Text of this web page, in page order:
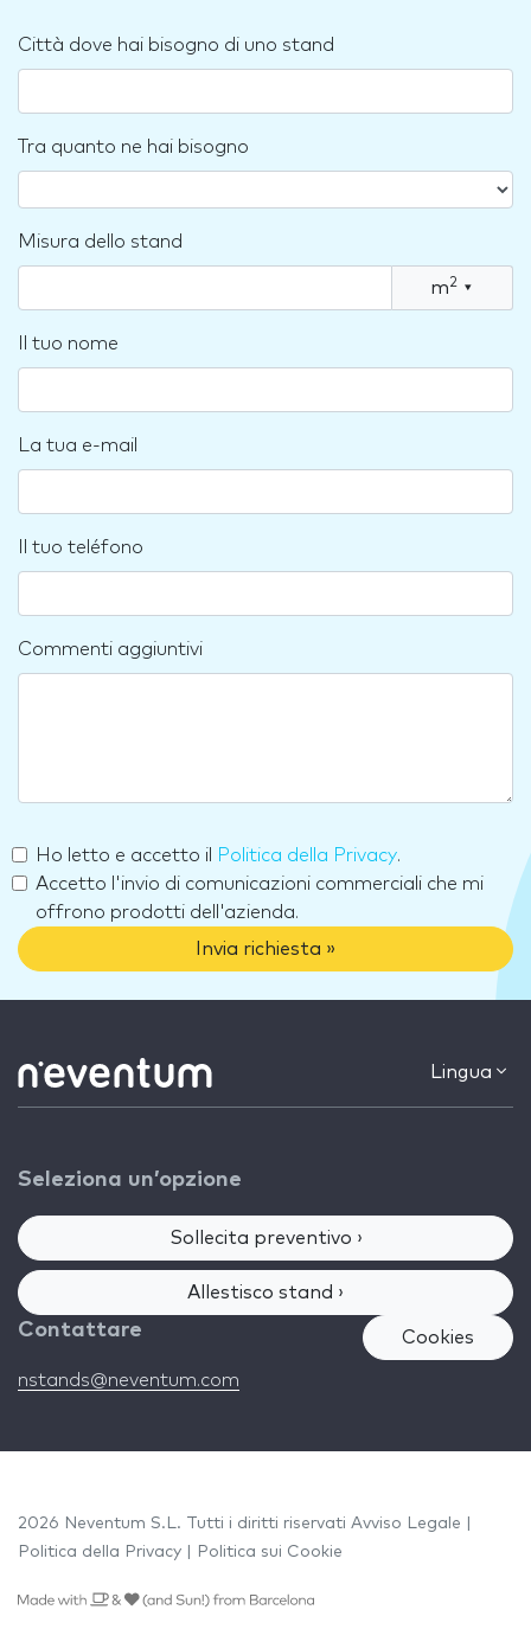
Città dove hai bisogno di uno stand
Tra quanto ne hai bisogno
Misura dello stand
m2 ▾
Il tuo nome
La tua e-mail
Il tuo teléfono
Commenti aggiuntivi
Ho letto e accetto il Politica della Privacy.
Accetto l'invio di comunicazioni commerciali che mi
offrono prodotti dell'azienda.
Invia richiesta »
Lingua
Seleziona un’opzione
Sollecita preventivo ›
Allestisco stand ›
Contattare
nstands@neventum.com
Cookies
2026 Neventum S.L. Tutti i diritti riservati Avviso Legale
Politica della Privacy
Politica sui Cookie